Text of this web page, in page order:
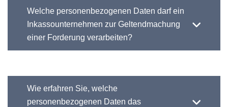
Welche personenbezogenen Daten darf ein
Inkassounternehmen zur Geltendmachung
einer Forderung verarbeiten?
Wie erfahren Sie, welche
personenbezogenen Daten das